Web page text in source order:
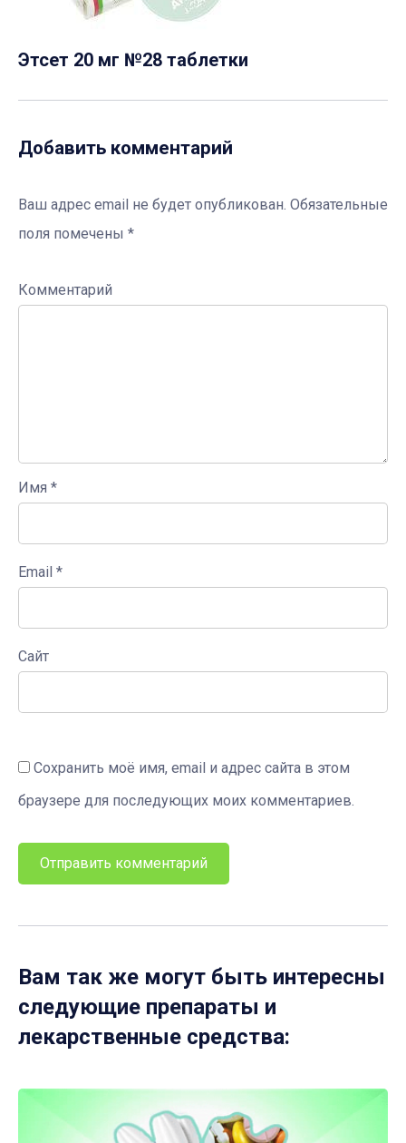
Этсет 20 мг №28 таблетки
Добавить комментарий
Ваш адрес email не будет опубликован. Обязательные
поля помечены *
Комментарий
Имя *
Email *
Сайт
Сохранить моё имя, email и адрес сайта в этом
браузере для последующих моих комментариев.
Вам так же могут быть интересны
следующие препараты и
лекарственные средства: